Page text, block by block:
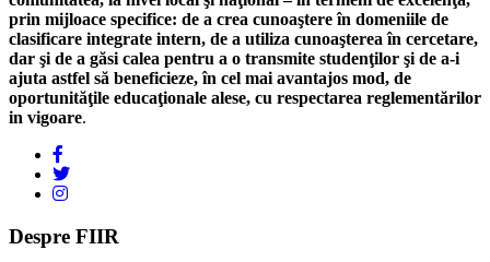
prin mijloace specifice: de a crea cunoaştere în domeniile de
clasificare integrate intern, de a utiliza cunoaşterea în cercetare,
dar şi de a găsi calea pentru a o transmite studenţilor şi de a-i
ajuta astfel să beneficieze, în cel mai avantajos mod, de
oportunităţile educaţionale alese, cu respectarea reglementărilor
in vigoare.
Despre FIIR